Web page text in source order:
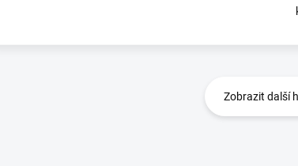
Zobrazit další